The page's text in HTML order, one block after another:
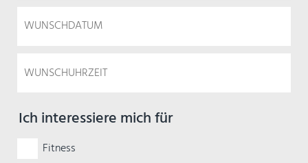
Ich interessiere mich für
Fitness